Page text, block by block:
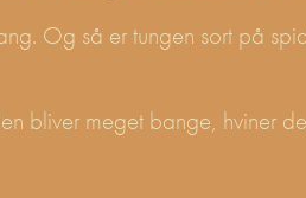
Og så er tungen sort på
bliver meget bange, hviner